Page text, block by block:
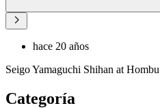
hace 20 años
Seigo Yamaguchi Shihan at
Categoría